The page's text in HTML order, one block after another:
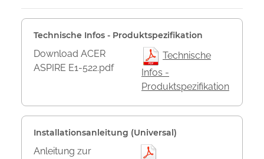
Technische Infos - Produktspezifikation
Download ACER
ASPIRE E1-522.pdf
Technische
Infos -
Produktspezifikation
Installationsanleitung (Universal)
Anleitung zur